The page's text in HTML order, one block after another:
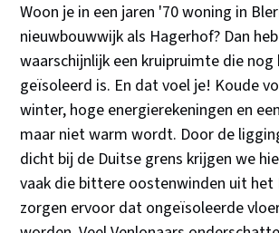
Woon je in een jaren '70 woning in
nieuwbouwwijk als Hagerhof? Dan
waarschijnlijk een kruipruimte die
geïsoleerd is. En dat voel je! Koude
winter, hoge energierekeningen en
maar niet warm wordt. Door de
dicht bij de Duitse grens krijgen we
vaak die bittere oostenwinden uit het
zorgen ervoor dat ongeïsoleerde